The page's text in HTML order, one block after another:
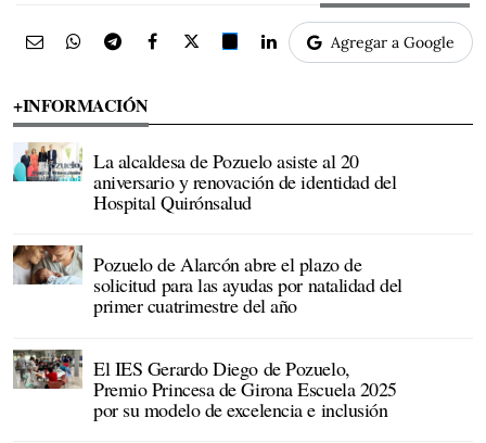
Agregar a Google
+INFORMACIÓN
La alcaldesa de Pozuelo asiste al 20
aniversario y renovación de identidad del
Hospital Quirónsalud
Pozuelo de Alarcón abre el plazo de
solicitud para las ayudas por natalidad del
primer cuatrimestre del año
El IES Gerardo Diego de Pozuelo,
Premio Princesa de Girona Escuela 2025
por su modelo de excelencia e inclusión